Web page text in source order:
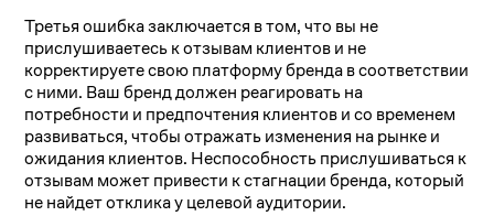
Третья ошибка заключается в том, что вы не
прислушиваетесь к отзывам клиентов и не
корректируете свою платформу бренда в соответствии
с ними. Ваш бренд должен реагировать на
потребности и предпочтения клиентов и со временем
развиваться, чтобы отражать изменения на рынке и
ожидания клиентов. Неспособность прислушиваться к
отзывам может привести к стагнации бренда, который
не найдет отклика у целевой аудитории.